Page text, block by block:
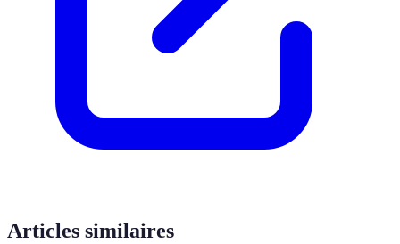
Articles similaires